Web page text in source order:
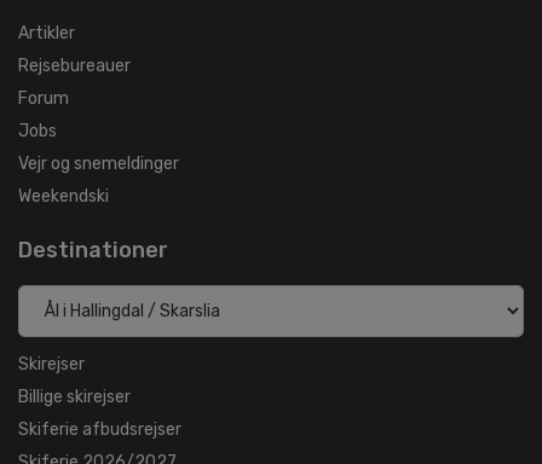
Artikler
Rejsebureauer
Forum
Jobs
Vejr og snemeldinger
Weekendski
Destinationer
Skirejser
Billige skirejser
Skiferie afbudsrejser